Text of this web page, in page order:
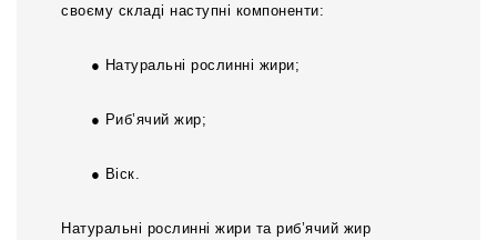
своєму складі наступні компоненти:
● Натуральні рослинні жири;
● Риб’ячий жир;
● Віск.
Натуральні рослинні жири та риб’ячий жир